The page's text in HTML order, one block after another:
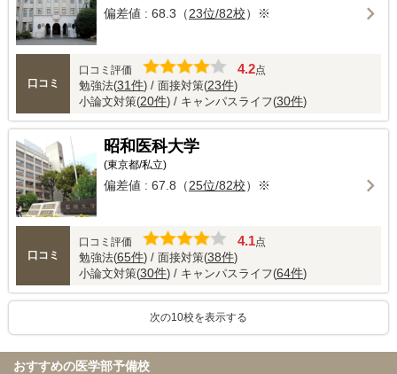
偏差値 : 68.3（23位/82校）※
口コミ
口コミ評価 4.2点
勉強法(31件) / 面接対策(23件)
小論文対策(20件) / キャンパスライフ(30件)
昭和医科大学
(東京都/私立)
偏差値 : 67.8（25位/82校）※
口コミ
口コミ評価 4.1点
勉強法(65件) / 面接対策(38件)
小論文対策(30件) / キャンパスライフ(64件)
次の10校を表示する
おすすめの医学部予備校